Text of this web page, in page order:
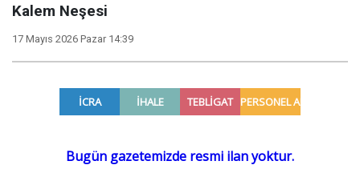
Kalem Neşesi
17 Mayıs 2026 Pazar 14:39